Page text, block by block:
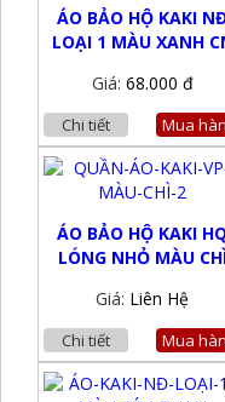
ÁO BẢO HỘ KAKI
LOẠI 1 MÀU XANH
Giá: 68.000 đ
Chi tiết Mua
ÁO BẢO HỘ KAKI HQ
LÓNG NHỎ MÀU
Giá: Liên Hệ
Chi tiết Mua